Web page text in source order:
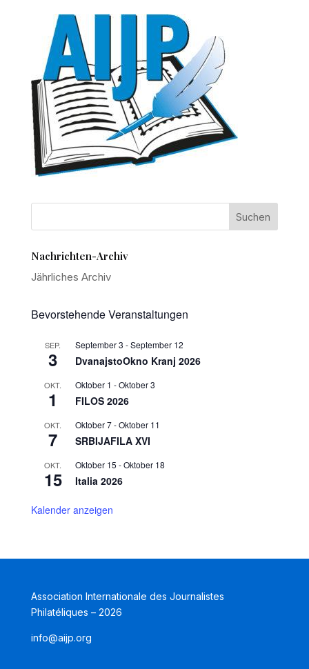
Nachrichten-Archiv
Jährliches Archiv
Bevorstehende Veranstaltungen
SEP.
3
September 3 -September 12
DvanajstoOkno Kranj 2026
OKT.
1
Oktober 1 -Oktober 3
FILOS 2026
OKT.
7
Oktober 7-Oktober 11
SRBIJAFILA XVI
OKT.
15
Oktober 15 -Oktober 18
Italia 2026
Kalender anzeigen
Association Internationale des Journalistes
Philatéliques – 2026
info@aijp.org